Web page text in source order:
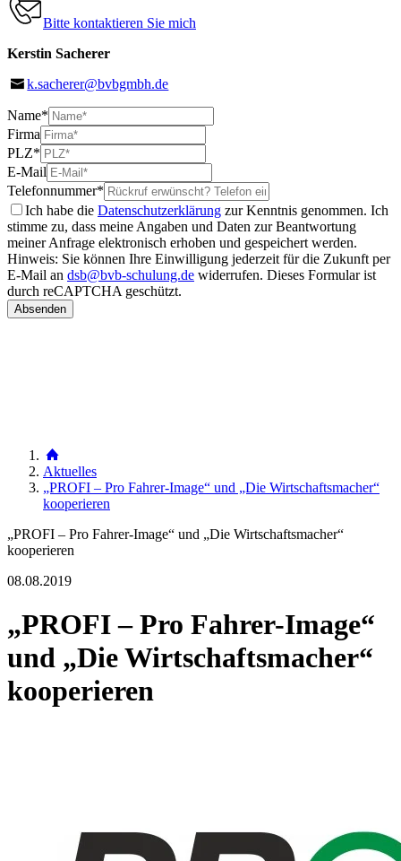
Bitte kontaktieren Sie mich
Kerstin Sacherer
k.sacherer@bvbgmbh.de
Name*
Firma
PLZ*
E-Mail
Telefonnummer*
Ich habe die Datenschutzerklärung zur Kenntnis genommen. Ich
stimme zu, dass meine Angaben und Daten zur Beantwortung
meiner Anfrage elektronisch erhoben und gespeichert werden.
Hinweis: Sie können Ihre Einwilligung jederzeit für die Zukunft per
E-Mail an dsb@bvb-schulung.de widerrufen. Dieses Formular ist
durch reCAPTCHA geschützt.
Aktuelles
„PROFI – Pro Fahrer-Image“ und „Die Wirtschaftsmacher“
kooperieren
„PROFI – Pro Fahrer-Image“ und „Die Wirtschaftsmacher“
kooperieren
08.08.2019
„PROFI – Pro Fahrer-Image“
und „Die Wirtschaftsmacher“
kooperieren